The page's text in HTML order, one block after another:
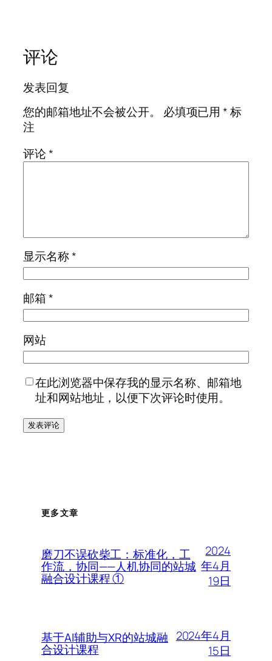
评论
发表回复
您的邮箱地址不会被公开。
必填项已用*标
注
评论*
显示名称*
邮箱*
网站
在此浏览器中保存我的显示名称、邮箱地
址和网站地址，以便下次评论时使用。
更多文章
磨刀不误砍柴工：标准化，工
作流，协同——人机协同的站城
融合设计课程 ①
2024
年4月
19日
基于AI辅助与XR的站城融
合设计课程
2024年4月
15日